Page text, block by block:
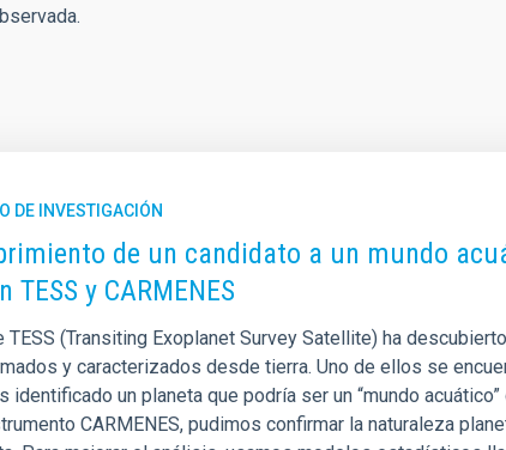
DE INVESTIGACIÓN
de un candidato a un mundo
TESS y CARMENES
TESS (Transiting Exoplanet Survey Satellite) ha
y caracterizados desde tierra. Uno de ellos se
identificado un planeta que podría ser un “mundo
CARMENES, pudimos confirmar la naturaleza